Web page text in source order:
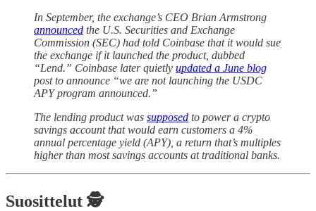
In September, the exchange’s CEO Brian Armstrong
announced the U.S. Securities and Exchange
Commission (SEC) had told Coinbase that it would sue
the exchange if it launched the product, dubbed
“Lend.” Coinbase later quietly updated a June blog
post to announce “we are not launching the USDC
APY program announced.”
The lending product was supposed to power a crypto
savings account that would earn customers a 4%
annual percentage yield (APY), a return that’s multiples
higher than most savings accounts at traditional banks.
Suosittelut 🕵️